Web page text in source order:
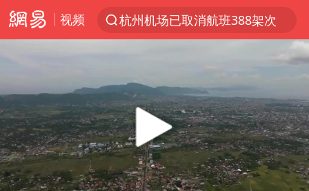
视频
杭州机场已取消航班388架次
《披荆斩棘2026》阵容官宣
中国籍豪华游艇富商之子在泰国被杀
白海豚北上或致京津冀暴雨
美将每月供乌爱国者拦截导弹